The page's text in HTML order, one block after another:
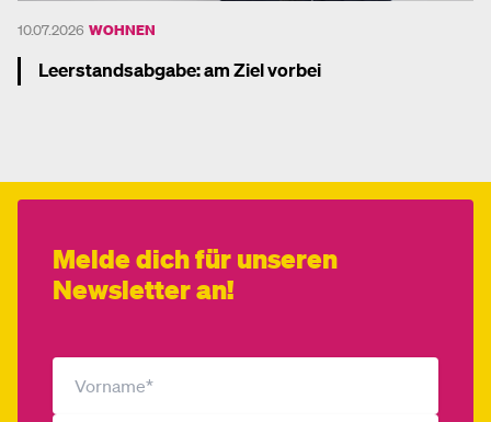
10.07.2026 WOHNEN
Leerstandsabgabe: am Ziel vorbei
Melde dich für unseren
Newsletter an!